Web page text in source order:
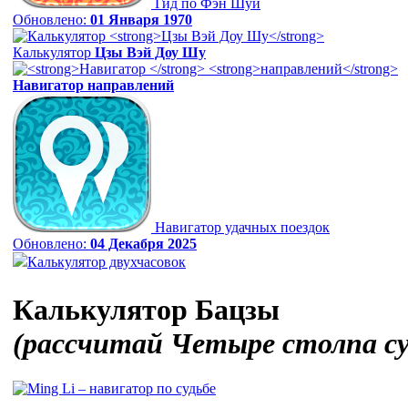
Гид по Фэн Шуй
Обновлено: 01 Января 1970
Калькулятор Цзы Вэй Доу Шу
Навигатор направлений
Навигатор удачных поездок
Обновлено: 04 Декабря 2025
Калькулятор двухчасовок
Калькулятор Бацзы
(рассчитай Четыре столпа